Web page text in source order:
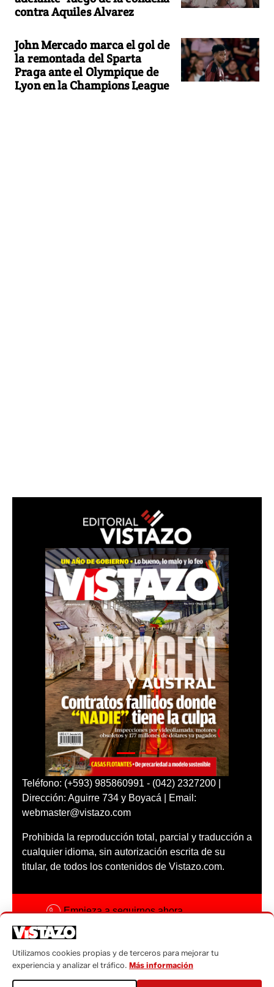
contra Aquiles Alvarez
John Mercado marca el gol de
la remontada del Sparta
Praga ante el Olympique de
Lyon en la Champions League
Teléfono: (+593) 985860991 - (042) 2327200 |
Dirección: Aguirre 734 y Boyacá | Email:
webmaster@vistazo.com
Prohibida la reproducción total, parcial y traducción a
cualquier idioma, sin autorización escrita de su
titular, de todos los contenidos de Vistazo.com.
Empieza a seguirnos ahora
Código ética
Sugerencias a:
Utilizamos cookies propias y de terceros para mejorar tu
experiencia y analizar el tráfico. Más información